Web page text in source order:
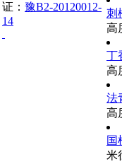
刺
高
丁
高
法
高
国
米
证： 豫B2-20120012-
14